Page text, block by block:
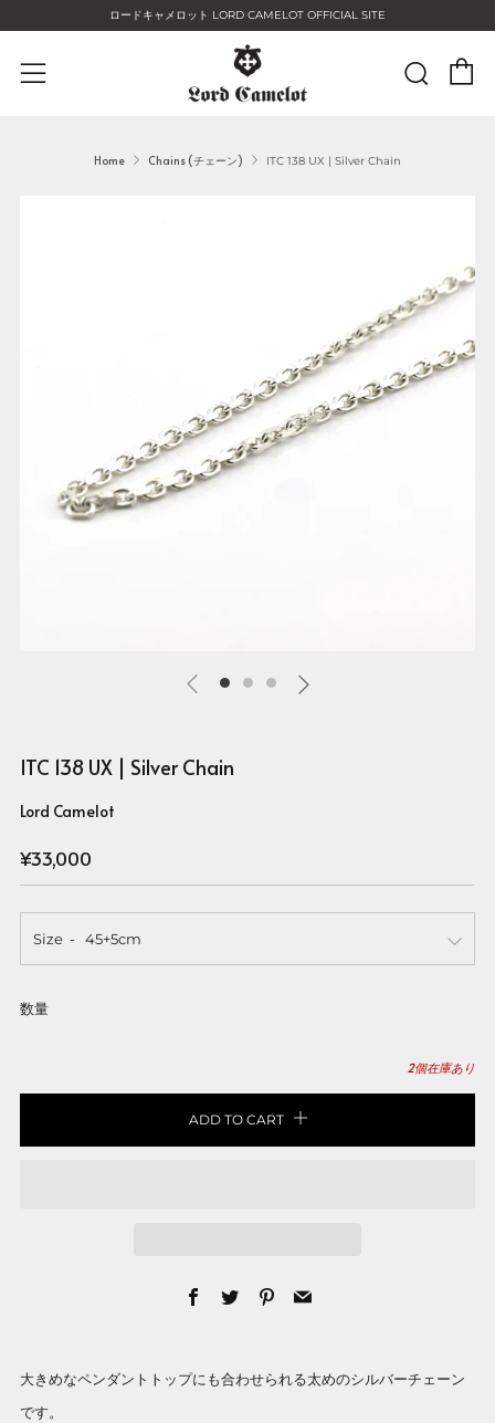
ロードキャメロット LORD CAMELOT OFFICIAL SITE
Menu
Home Chains (チェーン) ITC 138 UX | Silver Chain
ITC 138 UX | Silver Chain
Lord Camelot
Regular
price
¥33,000
Size
数量
2個在庫あり
ADD TO CART
Facebook
TwitterPinterest
Email
大きめなペンダントトップにも合わせられる太めのシルバーチェーン
です。